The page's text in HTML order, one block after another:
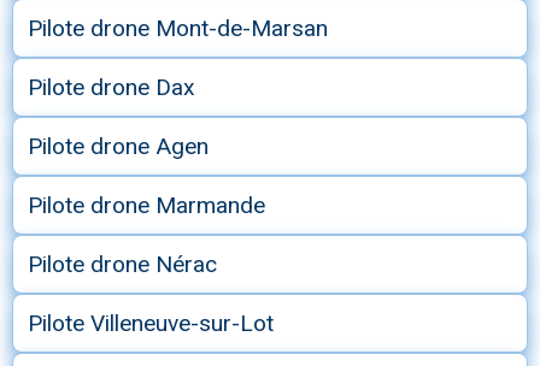
Pilote drone Mont-de-Marsan
Pilote drone Dax
Pilote drone Agen
Pilote drone Marmande
Pilote drone Nérac
Pilote Villeneuve-sur-Lot